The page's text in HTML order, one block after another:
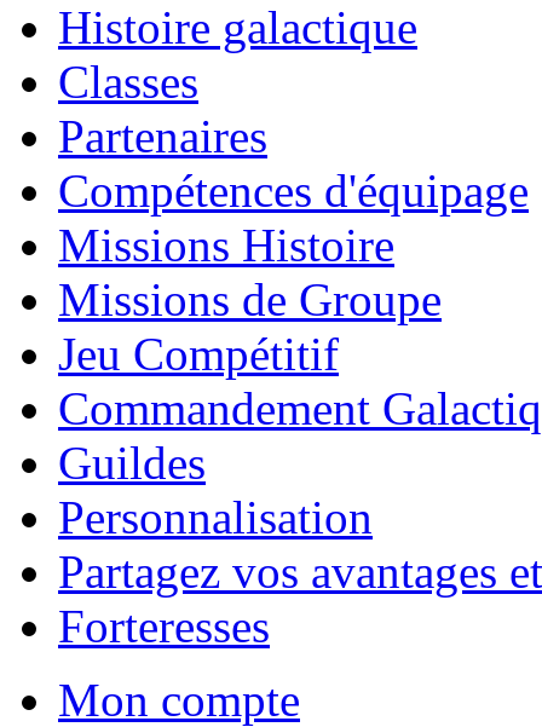
Histoire galactique
Classes
Partenaires
Compétences d'équipage
Missions Histoire
Missions de Groupe
Jeu Compétitif
Commandement
Guildes
Personnalisation
Partagez vos avantages
Forteresses
Mon compte